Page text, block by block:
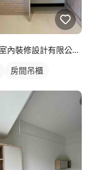
五員室內裝修設計有限公司/珈霏工程行
房間吊櫃